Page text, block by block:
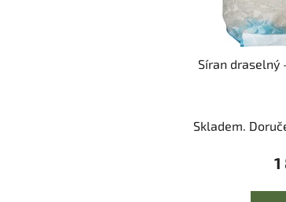
Síran draselný
Skladem.
1